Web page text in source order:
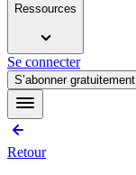
Ressources
Se connecter
S’abonner gratuitement
Retour